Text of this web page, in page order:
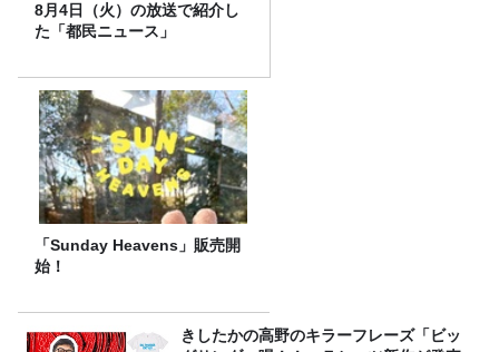
8月4日（火）の放送で紹介し
た「都民ニュース」
「Sunday Heavens」販売開
始！
きしたかの高野のキラーフレーズ「ビッ